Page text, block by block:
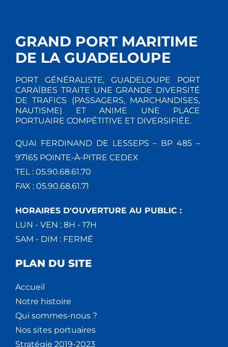
GRAND PORT MARITIME
DE LA GUADELOUPE
PORT GÉNÉRALISTE, GUADELOUPE PORT
CARAÏBES TRAITE UNE GRANDE DIVERSITÉ
DE TRAFICS (PASSAGERS, MARCHANDISES,
NAUTISME) ET ANIME UNE PLACE
PORTUAIRE COMPÉTITIVE ET DIVERSIFIÉE.
QUAI FERDINAND DE LESSEPS – BP 485 –
97165 POINTE-À-PITRE CEDEX
TEL : 05.90.68.61.70
FAX : 05.90.68.61.71
HORAIRES D'OUVERTURE AU PUBLIC :
LUN - VEN : 8H - 17H
SAM - DIM : FERMÉ
PLAN DU SITE
Accueil
Notre histoire
Qui sommes-nous ?
Nos sites portuaires
Stratégie 2019-2023